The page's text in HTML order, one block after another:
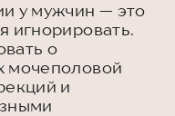
у мужчин — это
игнорировать.
о
мочеполовой
и